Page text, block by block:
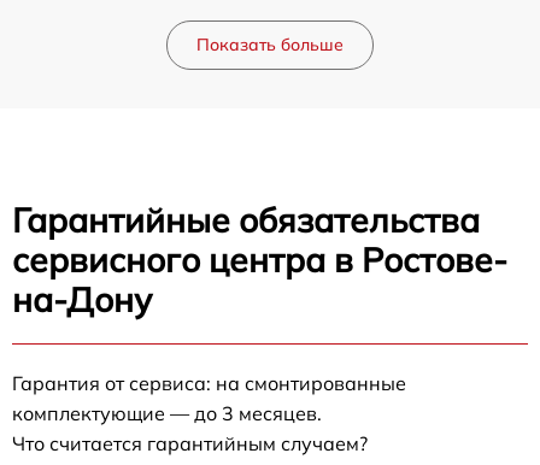
Показать больше
Гарантийные обязательства
сервисного центра в Ростове-
на-Дону
Гарантия от сервиса: на смонтированные
комплектующие — до 3 месяцев.
Что считается гарантийным случаем?